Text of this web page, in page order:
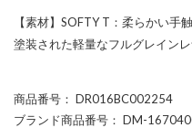
【素材】SOFTY T：柔らかい手
塗装された軽量なフルグレインレ
商品番号 ： DR016BC002254
ブランド商品番号 ： DM-